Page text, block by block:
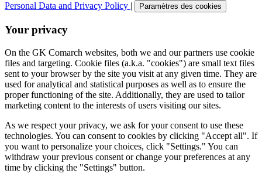
Personal Data and Privacy Policy | Paramètres des cookies
Your privacy
On the GK Comarch websites, both we and our partners use cookie
files and targeting. Cookie files (a.k.a. "cookies") are small text files
sent to your browser by the site you visit at any given time. They are
used for analytical and statistical purposes as well as to ensure the
proper functioning of the site. Additionally, they are used to tailor
marketing content to the interests of users visiting our sites.
As we respect your privacy, we ask for your consent to use these
technologies. You can consent to cookies by clicking "Accept all". If
you want to personalize your choices, click "Settings." You can
withdraw your previous consent or change your preferences at any
time by clicking the "Settings" button.